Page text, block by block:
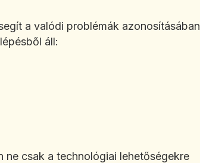
a valódi problémák azonosításában
áll:
ne csak a technológiai lehetőségekre